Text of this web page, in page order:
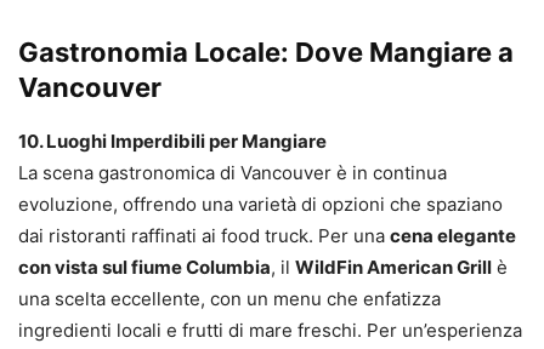
Gastronomia Locale: Dove Mangiare a
Vancouver
10. Luoghi Imperdibili per Mangiare
La scena gastronomica di Vancouver è in continua
evoluzione, offrendo una varietà di opzioni che spaziano
dai ristoranti raffinati ai food truck. Per una cena elegante
con vista sul fiume Columbia, il WildFin American Grill è
una scelta eccellente, con un menu che enfatizza
ingredienti locali e frutti di mare freschi. Per un’esperienza